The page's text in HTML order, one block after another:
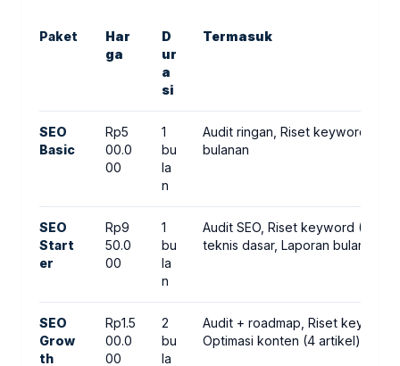
Paket
Har
ga
D
ur
a
si
Termasuk
SEO
Basic
Rp5
00.0
00
1
bu
la
n
Audit ringan, Riset keyword
bulanan
SEO
Start
er
Rp9
50.0
00
1
bu
la
n
Audit SEO, Riset keyword (20),
teknis dasar, Laporan bulanan
SEO
Grow
th
Rp1.5
00.0
00
2
bu
la
Audit + roadmap, Riset
Optimasi konten (4 artikel),